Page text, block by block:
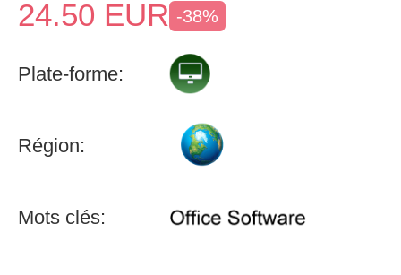
24.50 EUR -38%
Plate-forme:
Région:
Mots clés: